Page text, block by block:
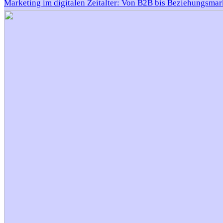
Marketing im digitalen Zeitalter: Von B2B bis